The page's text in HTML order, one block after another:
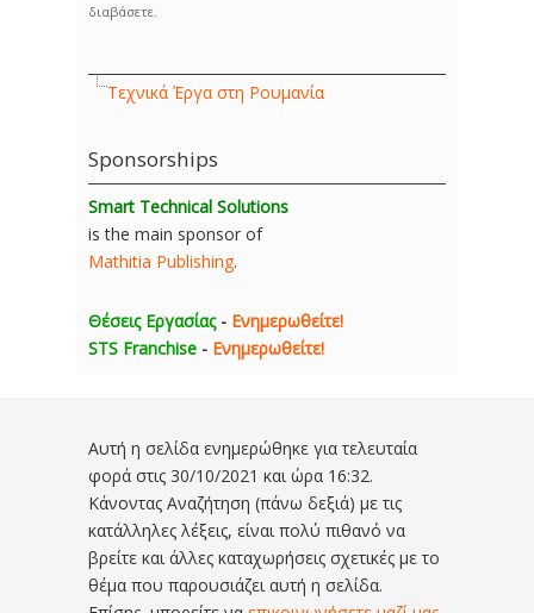
διαβάσετε.
Τεχνικά Έργα στη Ρουμανία
Sponsorships
Smart Technical Solutions
is the main sponsor of
Mathitia Publishing.
Θέσεις Εργασίας - Ενημερωθείτε!
STS Franchise - Ενημερωθείτε!
Αυτή η σελίδα ενημερώθηκε για τελευταία
φορά στις 30/10/2021 και ώρα 16:32.
Κάνοντας Αναζήτηση (πάνω δεξιά) με τις
κατάλληλες λέξεις, είναι πολύ πιθανό να
βρείτε και άλλες καταχωρήσεις σχετικές με το
θέμα που παρουσιάζει αυτή η σελίδα.